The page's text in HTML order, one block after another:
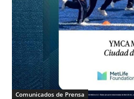
Comunicados de Prensa